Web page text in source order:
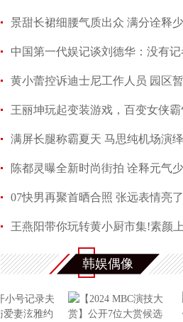
王丽坤玩起变装游戏，百变女侠霸
陈都灵曝全新时尚街拍 诠释元气
07快男再聚首晒合照 张远表情亮了
韩娱偶像